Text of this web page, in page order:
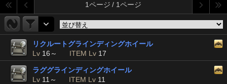
1ページ / 1ページ
リクルートグラインディングホイール
Lv 16～ ITEM Lv 17
ラググラインディングホイール
Lv 11～ ITEM Lv 11